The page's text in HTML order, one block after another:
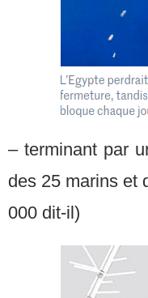
– terminant par
des 25 marins et
000 dit-il)